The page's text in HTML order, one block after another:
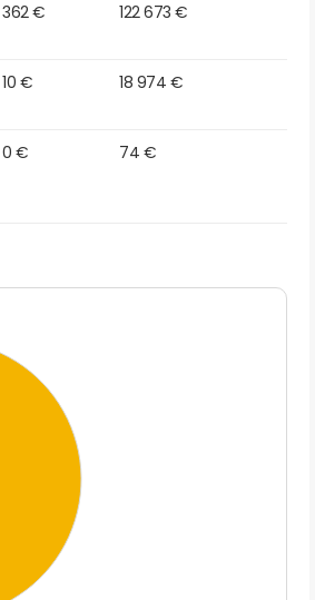
362 € 122 673 €
10 € 18 974 €
0 € 74 €